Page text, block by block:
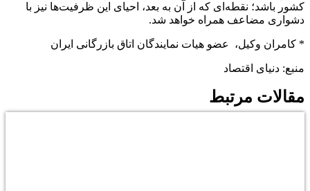
کشور باشد؛ نقطه‌ای که از آن به بعد، احیای این ظرفیت‌ها نیز با
دشواری مضاعف همراه خواهد شد.
* کامران وکیل، عضو هیات نمایندگان اتاق بازرگانی ایران
منبع: دنیای اقتصاد
مقالات مرتبط